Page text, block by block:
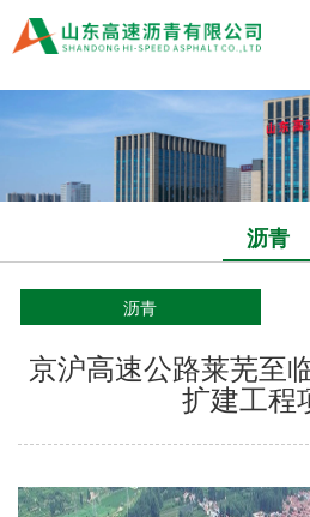
沥青
沥青
京沪高速公路莱芜至
扩建工程